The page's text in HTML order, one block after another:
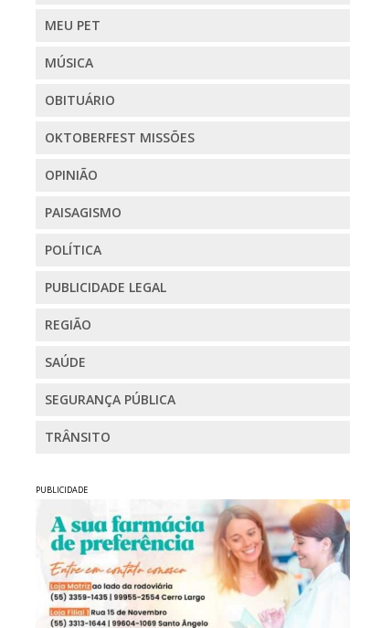
MEU PET
MÚSICA
OBITUÁRIO
OKTOBERFEST MISSÕES
OPINIÃO
PAISAGISMO
POLÍTICA
PUBLICIDADE LEGAL
REGIÃO
SAÚDE
SEGURANÇA PÚBLICA
TRÂNSITO
PUBLICIDADE